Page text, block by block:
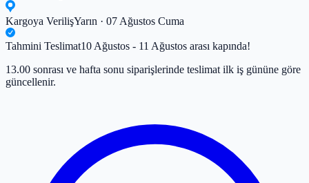
Kargoya VerilişYarın · 07 Ağustos Cuma
Tahmini Teslimat10 Ağustos - 11 Ağustos arası kapında!
13.00 sonrası ve hafta sonu siparişlerinde teslimat ilk iş gününe göre
güncellenir.